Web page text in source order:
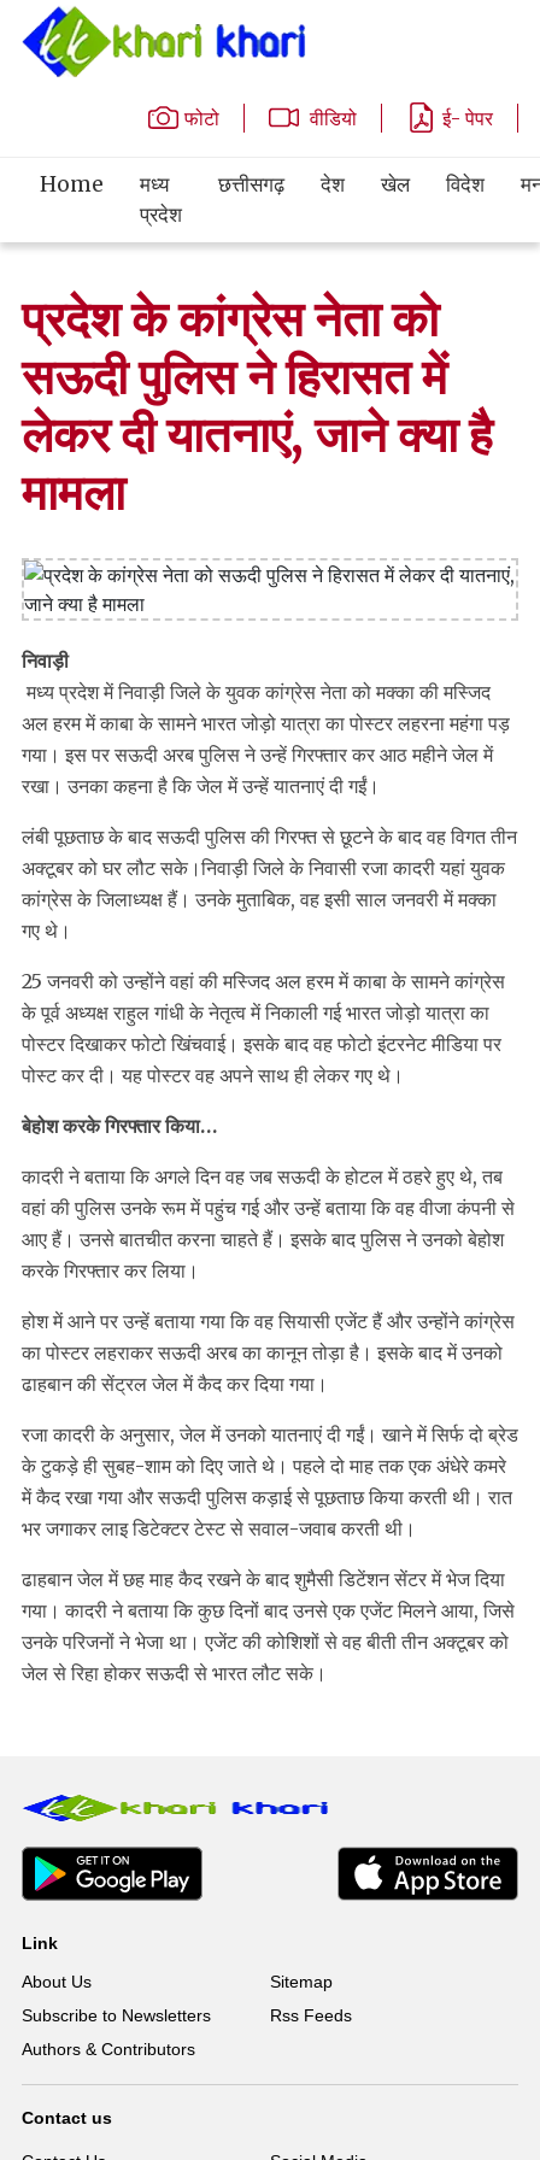
फोटो वीडियो ई- पेपर
Home
मध्य
प्रदेश
छत्तीसगढ़ देश खेल विदेश
प्रदेश के कांग्रेस नेता को
सऊदी पुलिस ने हिरासत में
लेकर दी यातनाएं, जाने क्या है
मामला
निवाड़ी
मध्य प्रदेश में निवाड़ी जिले के युवक कांग्रेस नेता को मक्का की मस्जिद
अल हरम में काबा के सामने भारत जोड़ो यात्रा का पोस्टर लहरना महंगा पड़
गया। इस पर सऊदी अरब पुलिस ने उन्हें गिरफ्तार कर आठ महीने जेल में
रखा। उनका कहना है कि जेल में उन्हें यातनाएं दी गईं।
लंबी पूछताछ के बाद सऊदी पुलिस की गिरफ्त से छूटने के बाद वह विगत तीन
अक्टूबर को घर लौट सके।निवाड़ी जिले के निवासी रजा कादरी यहां युवक
कांग्रेस के जिलाध्यक्ष हैं। उनके मुताबिक, वह इसी साल जनवरी में मक्का
गए थे।
25 जनवरी को उन्होंने वहां की मस्जिद अल हरम में काबा के सामने कांग्रेस
के पूर्व अध्यक्ष राहुल गांधी के नेतृत्व में निकाली गई भारत जोड़ो यात्रा का
पोस्टर दिखाकर फोटो खिंचवाई। इसके बाद वह फोटो इंटरनेट मीडिया पर
पोस्ट कर दी। यह पोस्टर वह अपने साथ ही लेकर गए थे।
बेहोश करके गिरफ्तार किया…
कादरी ने बताया कि अगले दिन वह जब सऊदी के होटल में ठहरे हुए थे, तब
वहां की पुलिस उनके रूम में पहुंच गई और उन्हें बताया कि वह वीजा कंपनी से
आए हैं। उनसे बातचीत करना चाहते हैं। इसके बाद पुलिस ने उनको बेहोश
करके गिरफ्तार कर लिया।
होश में आने पर उन्हें बताया गया कि वह सियासी एजेंट हैं और उन्होंने कांग्रेस
का पोस्टर लहराकर सऊदी अरब का कानून तोड़ा है। इसके बाद में उनको
ढाहबान की सेंट्रल जेल में कैद कर दिया गया।
रजा कादरी के अनुसार, जेल में उनको यातनाएं दी गईं। खाने में सिर्फ दो ब्रेड
के टुकड़े ही सुबह-शाम को दिए जाते थे। पहले दो माह तक एक अंधेरे कमरे
में कैद रखा गया और सऊदी पुलिस कड़ाई से पूछताछ किया करती थी। रात
भर जगाकर लाइ डिटेक्टर टेस्ट से सवाल-जवाब करती थी।
ढाहबान जेल में छह माह कैद रखने के बाद शुमैसी डिटेंशन सेंटर में भेज दिया
गया। कादरी ने बताया कि कुछ दिनों बाद उनसे एक एजेंट मिलने आया, जिसे
उनके परिजनों ने भेजा था। एजेंट की कोशिशों से वह बीती तीन अक्टूबर को
जेल से रिहा होकर सऊदी से भारत लौट सके।
Link
About Us
Sitemap
Subscribe to Newsletters
Rss Feeds
Authors & Contributors
Contact us